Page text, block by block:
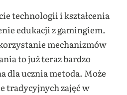
technologii i kształcenia
edukacji z gamingiem.
mechanizmów
to już teraz bardzo
dla ucznia metoda. Może
tradycyjnych zajęć w